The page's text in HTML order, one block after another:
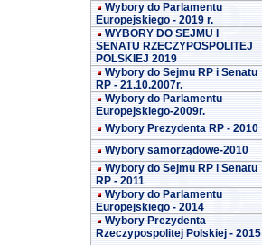
Wybory do Parlamentu
Europejskiego - 2019 r.
WYBORY DO SEJMU I
SENATU RZECZYPOSPOLITEJ
POLSKIEJ 2019
Wybory do Sejmu RP i Senatu
RP - 21.10.2007r.
Wybory do Parlamentu
Europejskiego-2009r.
Wybory Prezydenta RP - 2010
Wybory samorządowe-2010
Wybory do Sejmu RP i Senatu
RP - 2011
Wybory do Parlamentu
Europejskiego - 2014
Wybory Prezydenta
Rzeczypospolitej Polskiej - 2015